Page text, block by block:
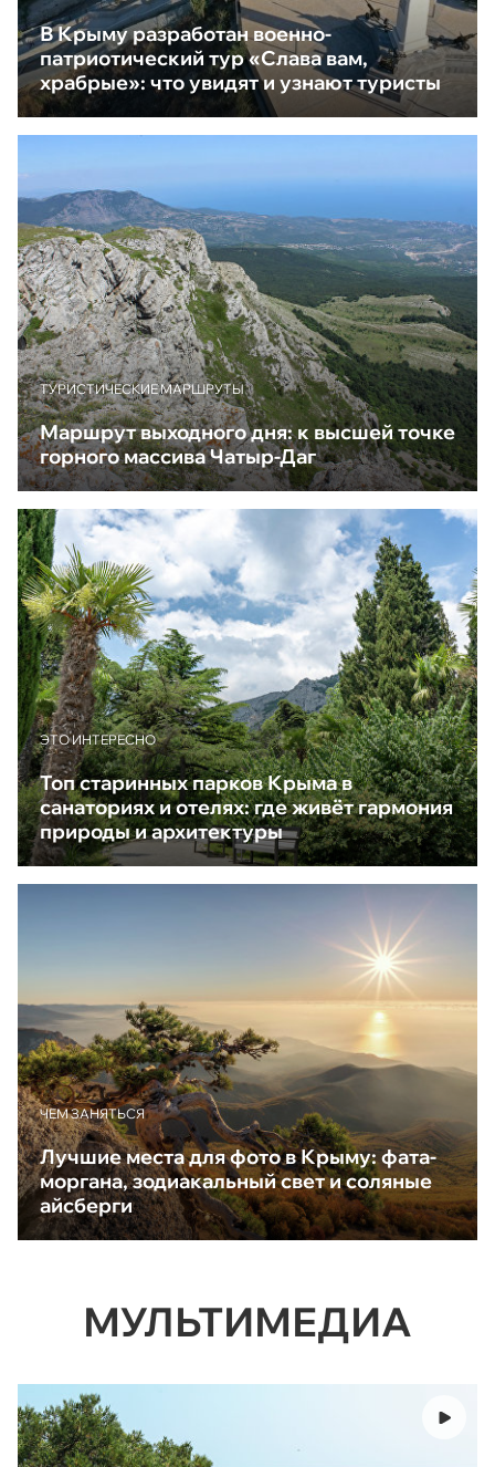
В Крыму разработан военно-
патриотический тур «Слава вам,
храбрые»: что увидят и узнают туристы
ТУРИСТИЧЕСКИЕ МАРШРУТЫ
Маршрут выходного дня: к высшей точке
горного массива Чатыр-Даг
ЭТО ИНТЕРЕСНО
Топ старинных парков Крыма в
санаториях и отелях: где живёт гармония
природы и архитектуры
ЧЕМ ЗАНЯТЬСЯ
Лучшие места для фото в Крыму: фата-
моргана, зодиакальный свет и соляные
айсберги
МУЛЬТИМЕДИА